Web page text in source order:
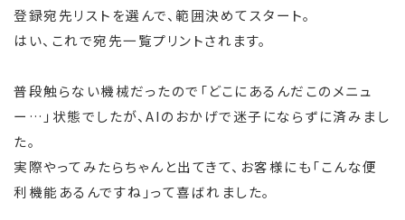
登録宛先リストを選んで、範囲決めてスタート。
はい、これで宛先一覧プリントされます。
普段触らない機械だったので「どこにあるんだこのメニュ
ー…」状態でしたが、AIのおかげで迷子にならずに済みまし
た。
実際やってみたらちゃんと出てきて、お客様にも「こんな便
利機能あるんですね」って喜ばれました。